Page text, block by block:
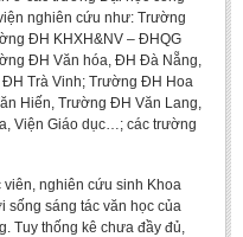
nghiên cứu như: Trường
ĐH KHXH&NV – ĐHQG
ĐH Văn hóa, ĐH Đà Nẵng,
Trà Vinh; Trường ĐH Hoa
Hiến, Trường ĐH Văn Lang,
Viện Giáo dục…; các trường
nghiên cứu sinh Khoa
sống sáng tác văn học của
Tuy thống kê chưa đầy đủ,